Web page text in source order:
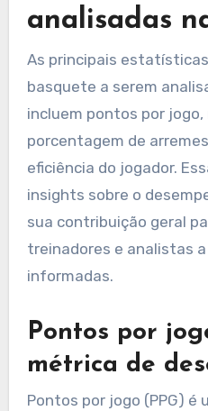
analisadas
As principais
basquete a serem
incluem pontos por
porcentagem de
eficiência do jogador.
insights sobre o
sua contribuição geral
treinadores e analistas
informadas.
Pontos por
métrica de
Pontos por jogo (PPG) é